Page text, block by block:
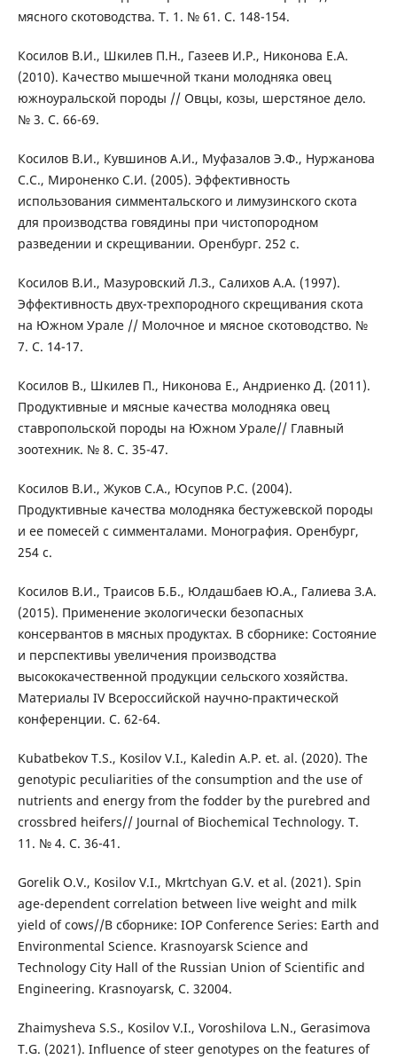
мясного скотоводства. Т. 1. № 61. С. 148-154.
Косилов В.И., Шкилев П.Н., Газеев И.Р., Никонова Е.А.
(2010). Качество мышечной ткани молодняка овец
южноуральской породы // Овцы, козы, шерстяное дело.
№ 3. С. 66-69.
Косилов В.И., Кувшинов А.И., Муфазалов Э.Ф., Нуржанова
С.С., Мироненко С.И. (2005). Эффективность
использования симментальского и лимузинского скота
для производства говядины при чистопородном
разведении и скрещивании. Оренбург. 252 с.
Косилов В.И., Мазуровский Л.З., Салихов А.А. (1997).
Эффективность двух-трехпородного скрещивания скота
на Южном Урале // Молочное и мясное скотоводство. №
7. С. 14-17.
Косилов В., Шкилев П., Никонова Е., Андриенко Д. (2011).
Продуктивные и мясные качества молодняка овец
ставропольской породы на Южном Урале// Главный
зоотехник. № 8. С. 35-47.
Косилов В.И., Жуков С.А., Юсупов Р.С. (2004).
Продуктивные качества молодняка бестужевской породы
и ее помесей с симменталами. Монография. Оренбург,
254 с.
Косилов В.И., Траисов Б.Б., Юлдашбаев Ю.А., Галиева З.А.
(2015). Применение экологически безопасных
консервантов в мясных продуктах. В сборнике: Состояние
и перспективы увеличения производства
высококачественной продукции сельского хозяйства.
Материалы IV Всероссийской научно-практической
конференции. С. 62-64.
Kubatbekov T.S., Kosilov V.I., Kaledin A.P. et. al. (2020). The
genotypic peculiarities of the consumption and the use of
nutrients and energy from the fodder by the purebred and
crossbred heifers// Journal of Biochemical Technology. Т.
11. № 4. С. 36-41.
Gorelik O.V., Kosilov V.I., Mkrtchyan G.V. et al. (2021). Spin
age-dependent correlation between live weight and milk
yield of cows//В сборнике: IOP Conference Series: Earth and
Environmental Science. Krasnoyarsk Science and
Technology City Hall of the Russian Union of Scientific and
Engineering. Krasnoyarsk, С. 32004.
Zhaimysheva S.S., Kosilov V.I., Voroshilova L.N., Gerasimova
T.G. (2021). Influence of steer genotypes on the features of